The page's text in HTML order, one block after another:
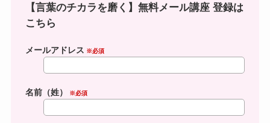
【言葉のチカラを磨く】無料メール講座 登録は
こちら
メールアドレス ※必須
名前（姓） ※必須